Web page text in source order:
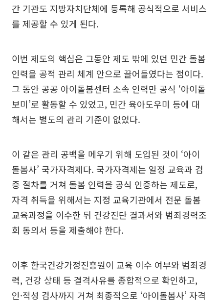
간 기관도 지방자치단체에 등록해 공식적으로 서비스
를 제공할 수 있게 된다.
이번 제도의 핵심은 그동안 제도 밖에 있던 민간 돌봄
인력을 공적 관리 체계 안으로 끌어들였다는 점이다.
그 동안 공공 아이돌봄센터 소속 인력만 공식 ‘아이돌
보미’로 활동할 수 있었고, 민간 육아도우미 등에 대
해서는 별도의 관리 기준이 없었다.
이 같은 관리 공백을 메우기 위해 도입된 것이 ‘아이
돌봄사’ 국가자격제다. 국가자격제는 일정 교육과 검
증 절차를 거쳐 돌봄 인력을 공식 인증하는 제도로,
자격 취득을 위해서는 지정 교육기관에서 전문 돌봄
교육과정을 이수한 뒤 건강진단 결과서와 범죄경력조
회 동의서 등을 제출해야 한다.
이후 한국건강가정진흥원이 교육 이수 여부와 범죄경
력, 건강 상태 등 결격사유를 종합적으로 확인하고,
인·적성 검사까지 거쳐 최종적으로 ‘아이돌봄사’ 자격